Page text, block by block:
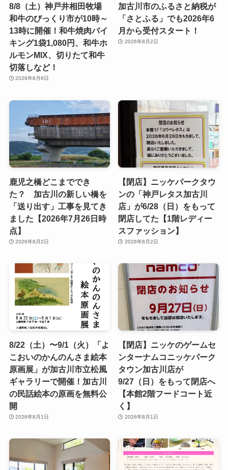
8/8（土）神戸井相田牧場
和牛のびっくり市が10時～
13時に開催！和牛焼肉バイ
キング1袋1,080円、和牛ホ
ルモンMIX、切りたて和牛
切落しなど！
2026年8月6日
加古川市のふるさと納税が
「さとふる」でも2026年6
月から受付スタート！
2026年8月2日
鹿児之橋どこまででき
た？ 加古川の新しい橋を
「送り出す」工事を見てき
ました【2026年7月26日時
点】
2026年8月2日
【閉店】ニッケパークタウ
ンの「神戸レタス加古川
店」が6/28（日）をもって
閉店してた【1階レディー
スファッション】
2026年8月2日
8/22（土）〜9/1（火）「よ
こおいのかんのんさま絵本
原画展」が加古川市立松風
ギャラリーで開催！加古川
の民話絵本の原画を無料公
開
2026年8月1日
【閉店】ニッケのゲームセ
ンターナムコニッケパーク
タウン加古川店が
9/27（日）をもって閉店へ
【本館2階フードコート近
く】
2026年8月1日